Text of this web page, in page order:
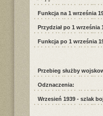
Funkcja na 1 września
Przydział po 1 września
Funkcja po 1 września
Przebieg służby
Odznaczenia:
Wrzesień 1939 - szlak